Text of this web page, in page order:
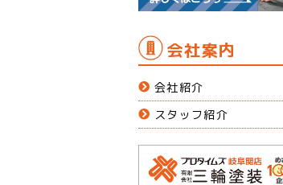
会社案内
会社紹介
スタッフ紹介